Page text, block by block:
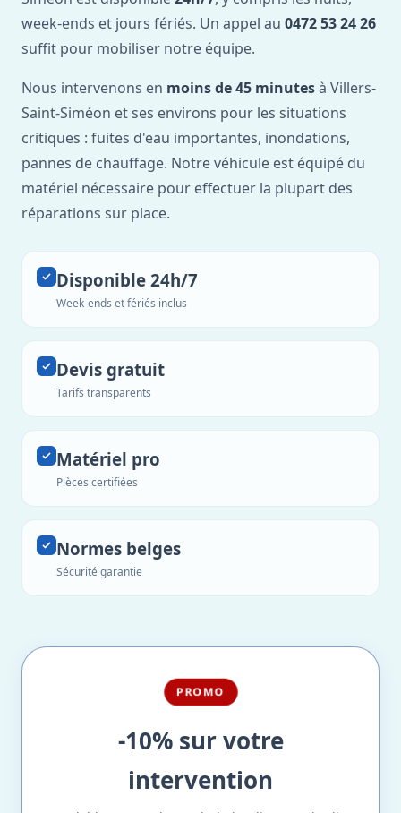
week-ends et jours fériés. Un appel au 0472 53 24 26
suffit pour mobiliser notre équipe.
Nous intervenons en moins de 45 minutesà Villers-
Saint-Siméon et ses environs pour les situations
critiques : fuites d'eau importantes, inondations,
pannes de chauffage. Notre véhicule est équipé du
matériel nécessaire pour effectuer la plupart des
réparations sur place.
Disponible 24h/7
Week-ends et fériés inclus
Devis gratuit
Tarifs transparents
Matériel pro
Pièces certifiées
Normes belges
Sécurité garantie
PROMO
-10% sur votre
intervention